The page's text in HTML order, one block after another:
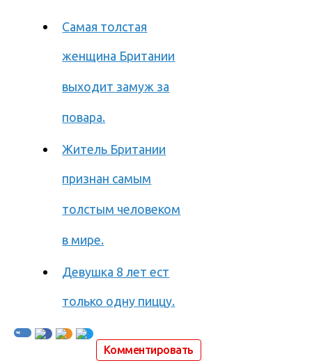
Самая толстая
женщина Британии
выходит замуж за
повара.
Житель Британии
признан самым
толстым человеком
в мире.
Девушка 8 лет ест
только одну пиццу.
Комментировать